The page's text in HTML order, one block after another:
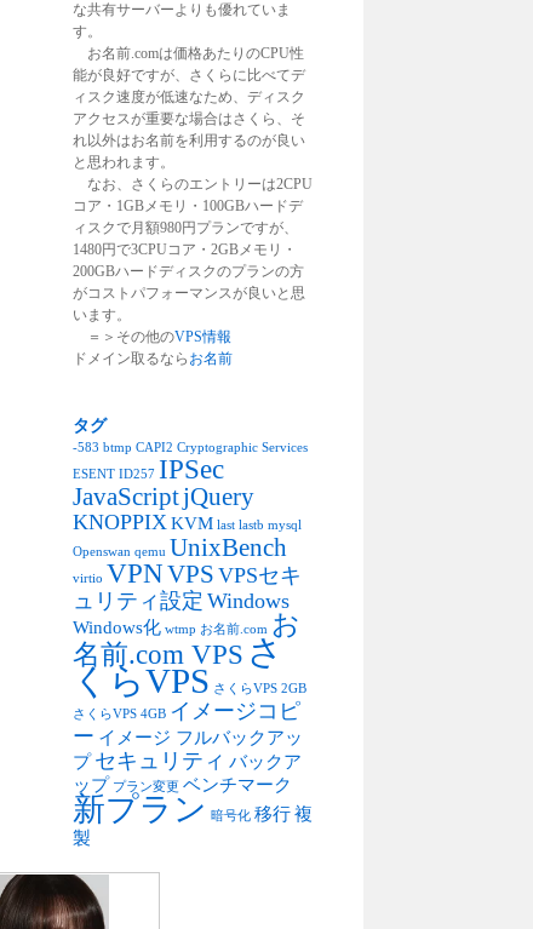
な共有サーバーよりも優れていま
す。
お名前.comは価格あたりのCPU性
能が良好ですが、さくらに比べてデ
ィスク速度が低速なため、ディスク
アクセスが重要な場合はさくら、そ
れ以外はお名前を利用するのが良い
と思われます。
なお、さくらのエントリーは2CPU
コア・1GBメモリ・100GBハードデ
ィスクで月額980円プランですが、
1480円で3CPUコア・2GBメモリ・
200GBハードディスクのプランの方
がコストパフォーマンスが良いと思
います。
＝＞その他のVPS情報
ドメイン取るなら お名前
タグ
-583 btmp CAPI2 Cryptographic Services
ESENT ID257 IPSec
JavaScriptjQuery
KNOPPIXKVM last lastb mysql
Openswan qemu UnixBench
virtio VPNVPS VPSセキ
ュリティ設定 Windows
Windows化 wtmp お名前.com お
名前.com VPS さ
くらVPS さくらVPS 2GB
さくらVPS 4GB イメージコピ
ー イメージ フルバックアッ
プ セキュリティ バックア
ップ プラン変更 ベンチマーク
新プラン 暗号化 移行複
製